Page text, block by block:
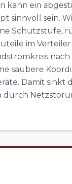
kann ein
sinnvoll sein.
Schutzstufe,
im
nach
saubere
Damit sinkt
durch